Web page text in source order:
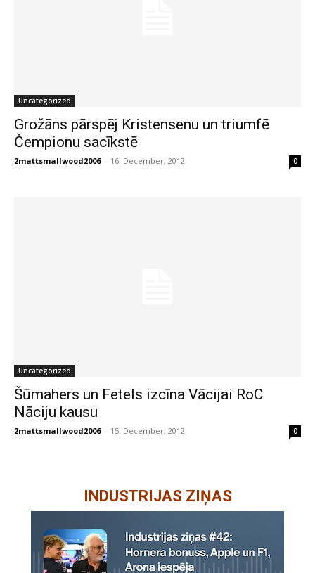
Uncategorized
Grožāns pārspēj Kristensenu un triumfē
Čempionu sacīkstē
2mattsmallwood2006 - 16. December, 2012 0
Uncategorized
Šūmahers un Fetels izcīna Vācijai RoC
Nāciju kausu
2mattsmallwood2006 - 15. December, 2012 0
INDUSTRIJAS ZIŅAS